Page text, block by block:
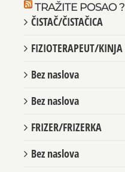
TRAŽITE POSAO ?
ČISTAČ/ČISTAČICA
FIZIOTERAPEUT/KINJA
Bez naslova
Bez naslova
FRIZER/FRIZERKA
Bez naslova